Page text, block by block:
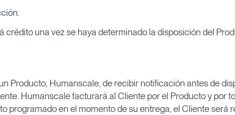
una vez se haya determinado la disposición del
Producto, Humanscale, de recibir notificación antes de
Humanscale facturará al Cliente por el Producto y por
programado en el momento de su entrega, el Cliente será